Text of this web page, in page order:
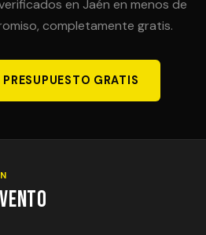
en Jaén en menos de
completamente gratis.
GRATIS